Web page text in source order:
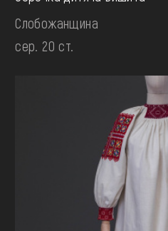
Слобожанщина
сер. 20 ст.